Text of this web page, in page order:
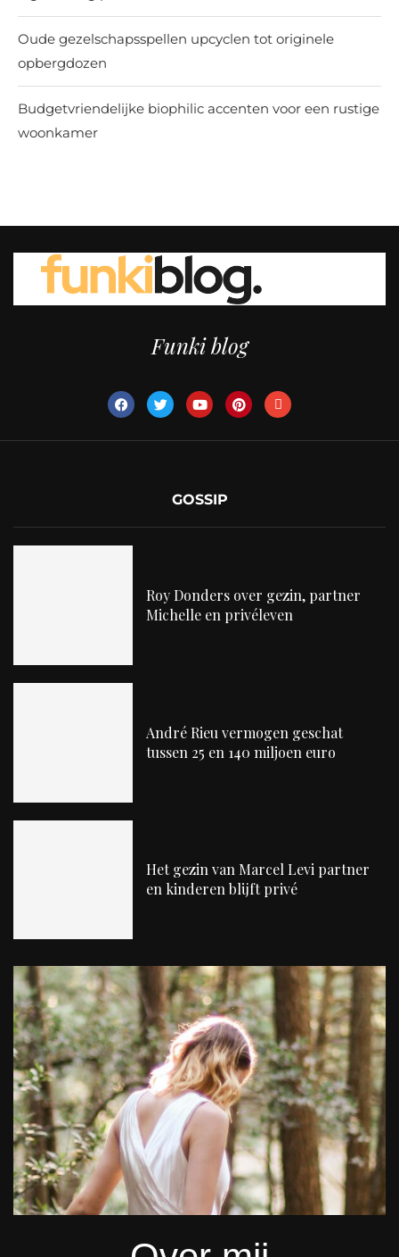
Oude gezelschapsspellen upcyclen tot originele
opbergdozen
Budgetvriendelijke biophilic accenten voor een rustige
woonkamer
Funki blog
GOSSIP
Roy Donders over gezin, partner
Michelle en privéleven
André Rieu vermogen geschat
tussen 25 en 140 miljoen euro
Het gezin van Marcel Levi partner
en kinderen blijft privé